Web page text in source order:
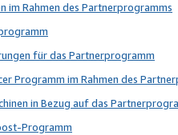
im Rahmen des Partnerprogramms
für das Partnerprogramm
Programm im Rahmen des
in Bezug auf das
Programm